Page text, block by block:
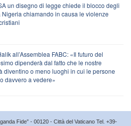
un disegno di legge chiede il blocco degli
Nigeria chiamando in causa le violenze
all’Assemblea FABC: «Il futuro del
dipenderà dal fatto che le nostre
diventino o meno luoghi in cui le persone
davvero a vedere»
Fide” - 00120 - Città del Vaticano Tel. +39-